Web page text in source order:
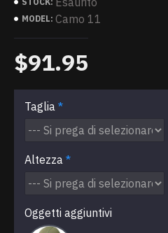
MODEL: Camo 11
$91.95
Taglia
Altezza
Oggetti aggiuntivi